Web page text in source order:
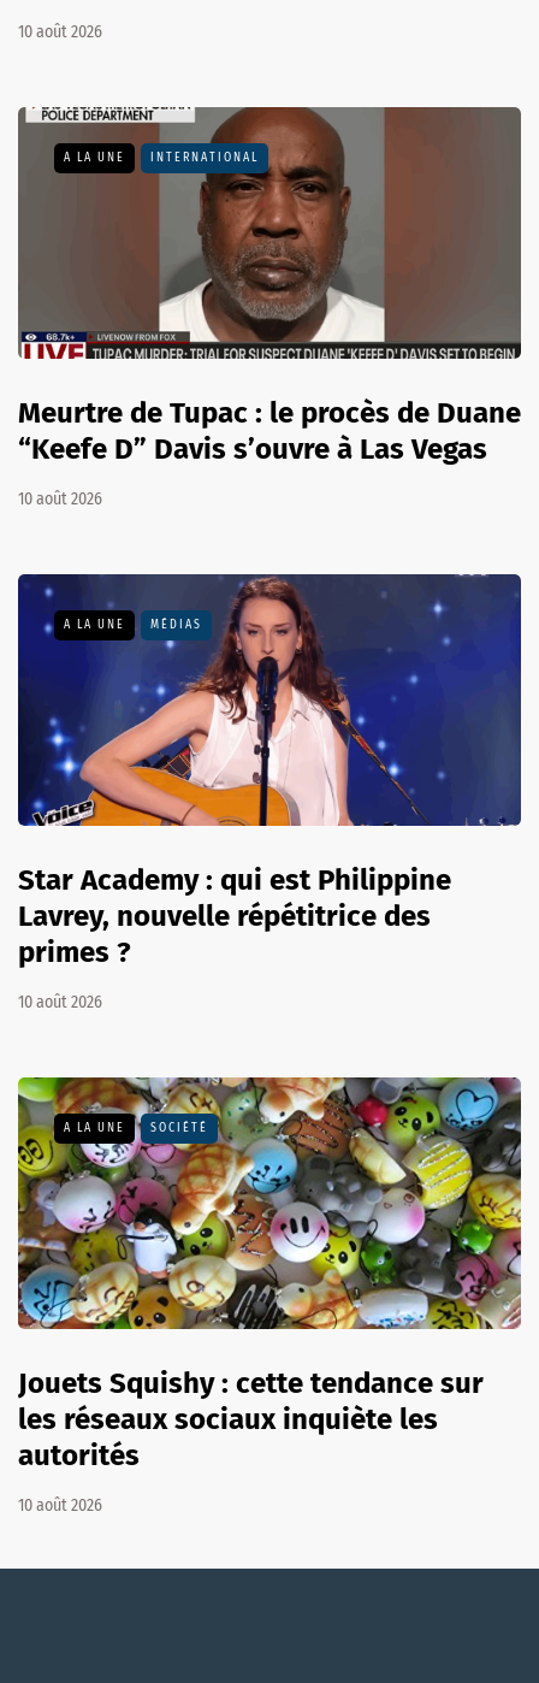
10 août 2026
A LA UNE INTERNATIONAL
Meurtre de Tupac : le procès de Duane
“Keefe D” Davis s’ouvre à Las Vegas
10 août 2026
A LA UNE MÉDIAS
Star Academy : qui est Philippine
Lavrey, nouvelle répétitrice des
primes ?
10 août 2026
A LA UNE SOCIÉTÉ
Jouets Squishy : cette tendance sur
les réseaux sociaux inquiète les
autorités
10 août 2026